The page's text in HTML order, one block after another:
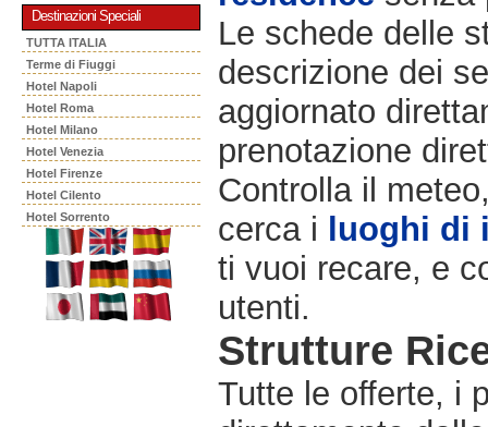
Destinazioni Speciali
TUTTA ITALIA
Terme di Fiuggi
Hotel Napoli
Hotel Roma
Hotel Milano
Hotel Venezia
Hotel Firenze
Hotel Cilento
Hotel Sorrento
Le schede delle
descrizione dei
aggiornato
prenotazione
Controlla il
cerca i
luoghi di
ti vuoi recare, e
utenti.
Strutture
Tutte le offerte, i